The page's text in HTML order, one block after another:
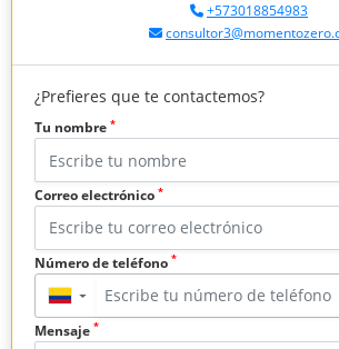
+573018854983
¿Prefieres que te contactemos?
Tu nombre *
Correo electrónico *
Número de teléfono *
▼
Mensaje *